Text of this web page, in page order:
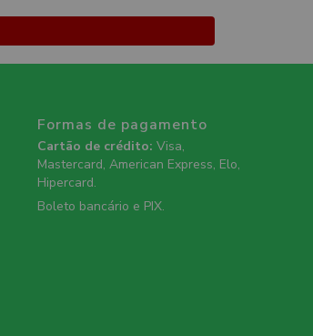
Formas de pagamento
Cartão de crédito: Visa,
Mastercard, American Express, Elo,
Hipercard.
Boleto bancário e PIX.